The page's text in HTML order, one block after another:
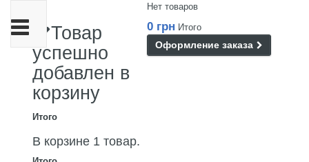
Нет товаров
0 грн Итого
Оформление заказа
Товар
успешно
добавлен в
корзину
Итого
В корзине 1 товар.
Переключить
навигации